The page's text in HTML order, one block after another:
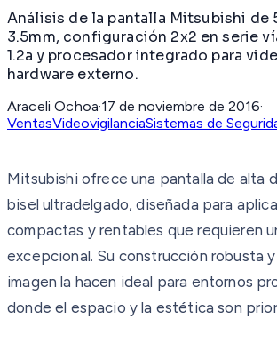
Análisis de la pantalla Mitsubishi de
3.5mm, configuración 2x2 en serie
1.2a y procesador integrado para
hardware externo.
Araceli Ochoa·17 de noviembre de 2016·
VentasVideovigilanciaSistemas de
Mitsubishi ofrece una pantalla de alta
bisel ultradelgado, diseñada para
compactas y rentables que requieren
excepcional. Su construcción robusta
imagen la hacen ideal para entornos
donde el espacio y la estética son